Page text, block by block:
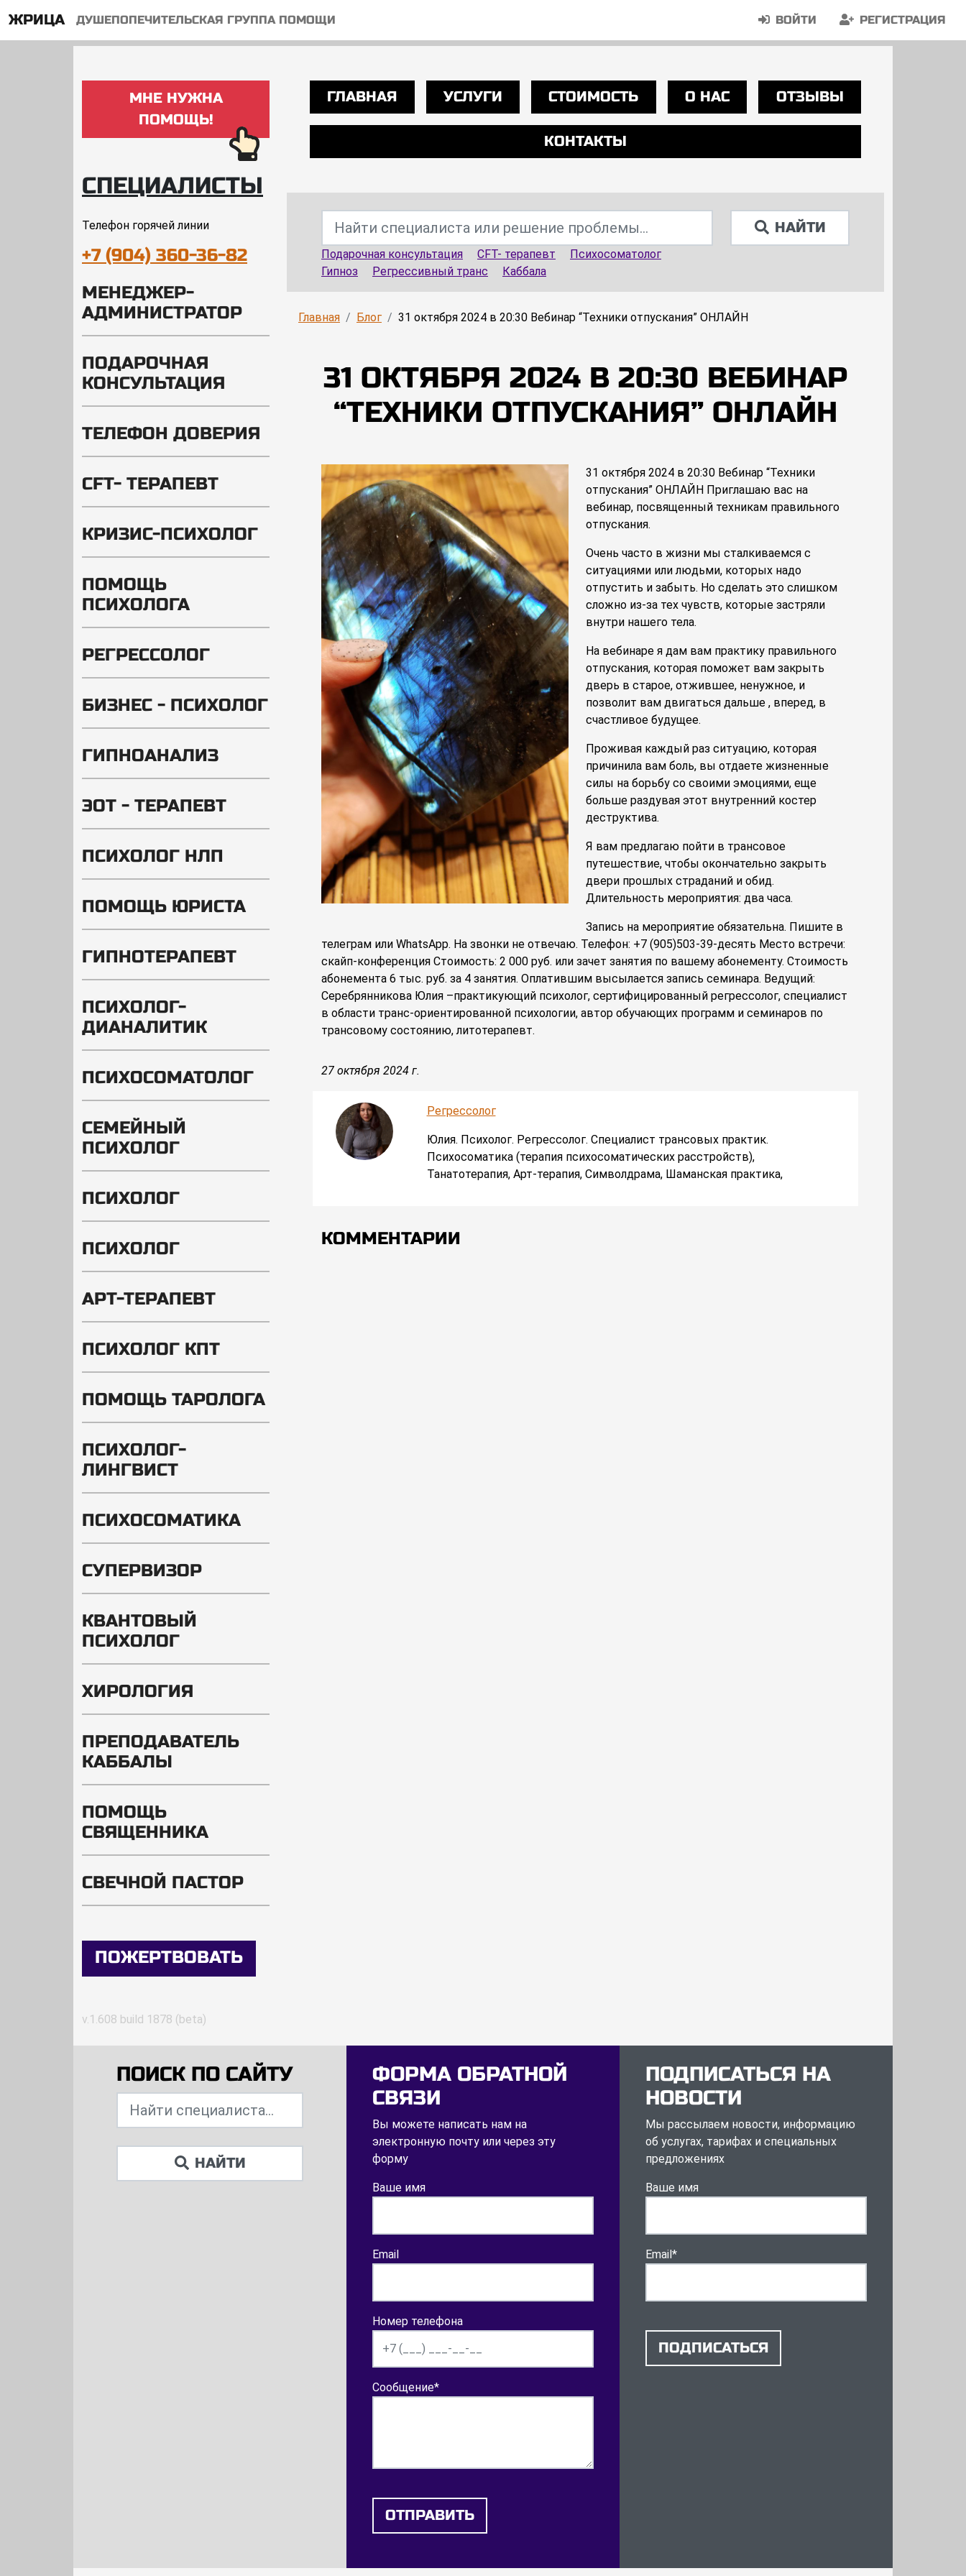
ЖРИЦА ДУШЕПОПЕЧИТЕЛЬСКАЯ ГРУППА ПОМОЩИ ВОЙТИ РЕГИСТРАЦИЯ
МНЕ НУЖНА
ПОМОЩЬ!
СПЕЦИАЛИСТЫ
Телефон горячей линии
+7 (904) 360-36-82
МЕНЕДЖЕР-
АДМИНИСТРАТОР
ПОДАРОЧНАЯ
КОНСУЛЬТАЦИЯ
ТЕЛЕФОН ДОВЕРИЯ
CFT- ТЕРАПЕВТ
КРИЗИС-ПСИХОЛОГ
ПОМОЩЬ
ПСИХОЛОГА
РЕГРЕССОЛОГ
БИЗНЕС - ПСИХОЛОГ
ГИПНОАНАЛИЗ
ЭОТ - ТЕРАПЕВТ
ПСИХОЛОГ НЛП
ПОМОЩЬ ЮРИСТА
ГИПНОТЕРАПЕВТ
ПСИХОЛОГ-
ДИАНАЛИТИК
ПСИХОСОМАТОЛОГ
СЕМЕЙНЫЙ
ПСИХОЛОГ
ПСИХОЛОГ
ПСИХОЛОГ
АРТ-ТЕРАПЕВТ
ПСИХОЛОГ КПТ
ПОМОЩЬ ТАРОЛОГА
ПСИХОЛОГ-
ЛИНГВИСТ
ПСИХОСОМАТИКА
СУПЕРВИЗОР
КВАНТОВЫЙ
ПСИХОЛОГ
ХИРОЛОГИЯ
ПРЕПОДАВАТЕЛЬ
КАББАЛЫ
ПОМОЩЬ
СВЯЩЕННИКА
СВЕЧНОЙ ПАСТОР
ПОЖЕРТВОВАТЬ
v.1.608 build 1878 (beta)
ГЛАВНАЯ УСЛУГИ СТОИМОСТЬ О НАС ОТЗЫВЫ
КОНТАКТЫ
Подарочная консультация CFT- терапевт
Психосоматолог
Гипноз
Регрессивный транс Каббала
НАЙТИ
Главная Блог 31 октября 2024 в 20:30 Вебинар “Техники отпускания” ОНЛАЙН
31 ОКТЯБРЯ 2024 В 20:30 ВЕБИНАР
“ТЕХНИКИ ОТПУСКАНИЯ” ОНЛАЙН
31 октября 2024 в 20:30 Вебинар “Техники
отпускания” ОНЛАЙН Приглашаю вас на
вебинар, посвященный техникам правильного
отпускания.
Очень часто в жизни мы сталкиваемся с
ситуациями или людьми, которых надо
отпустить и забыть. Но сделать это слишком
сложно из-за тех чувств, которые застряли
внутри нашего тела.
На вебинаре я дам вам практику правильного
отпускания, которая поможет вам закрыть
дверь в старое, отжившее, ненужное, и
позволит вам двигаться дальше , вперед, в
счастливое будущее.
Проживая каждый раз ситуацию, которая
причинила вам боль, вы отдаете жизненные
силы на борьбу со своими эмоциями, еще
больше раздувая этот внутренний костер
деструктива.
Я вам предлагаю пойти в трансовое
путешествие, чтобы окончательно закрыть
двери прошлых страданий и обид.
Длительность мероприятия: два часа.
Запись на мероприятие обязательна. Пишите в
телеграм или WhatsApp. На звонки не отвечаю. Телефон: +7 (905)503-39-десять Место встречи:
скайп-конференция Стоимость: 2 000 руб. или зачет занятия по вашему абонементу. Стоимость
абонемента 6 тыс. руб. за 4 занятия. Оплатившим высылается запись семинара. Ведущий:
Серебрянникова Юлия –практикующий психолог, сертифицированный регрессолог, специалист
в области транс-ориентированной психологии, автор обучающих программ и семинаров по
трансовому состоянию, литотерапевт.
27 октября 2024 г.
Регрессолог
Юлия. Психолог. Регрессолог. Специалист трансовых практик.
Психосоматика (терапия психосоматических расстройств),
Танатотерапия, Арт-терапия, Символдрама, Шаманская практика,
КОММЕНТАРИИ
ПОИСК ПО САЙТУ
НАЙТИ
ФОРМА ОБРАТНОЙ
СВЯЗИ
Вы можете написать нам на
электронную почту или через эту
форму
Ваше имя
Email
Номер телефона
Сообщение*
ОТПРАВИТЬ
ПОДПИСАТЬСЯ НА
НОВОСТИ
Мы рассылаем новости, информацию
об услугах, тарифах и специальных
предложениях
Ваше имя
Email*
ПОДПИСАТЬСЯ